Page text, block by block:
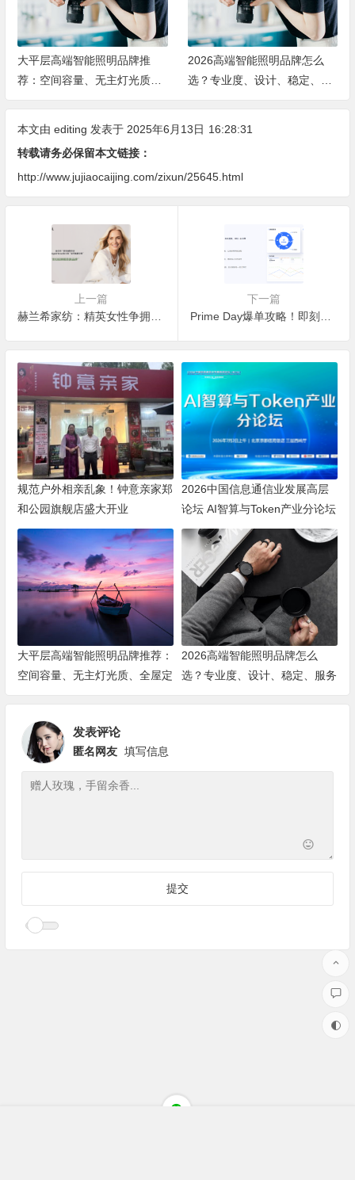
大平层高端智能照明品牌推
荐：空间容量、无主灯光质、
全屋定制、长期售后四个维度
2026高端智能照明品牌怎么
选？专业度、设计、稳定、服
务四大维度深度盘点
本文由 editing 发表于 2025年6月13日 16:28:31
转载请务必保留本文链接：
http://www.jujiaocaijing.com/zixun/25645.html
上一篇
赫兰希家纺：精英女性争拥的”睡眠美容圣品”
下一篇
Prime Day爆单攻略！即刻启用领星ERP，决胜年中大促
规范户外相亲乱象！钟意亲家郑
和公园旗舰店盛大开业
2026中国信息通信业发展高层
论坛 AI智算与Token产业分论坛
顺利举办
大平层高端智能照明品牌推荐：
空间容量、无主灯光质、全屋定
制、长期售后四个维度全解析
2026高端智能照明品牌怎么
选？专业度、设计、稳定、服务
四大维度深度盘点
发表评论
匿名网友 填写信息